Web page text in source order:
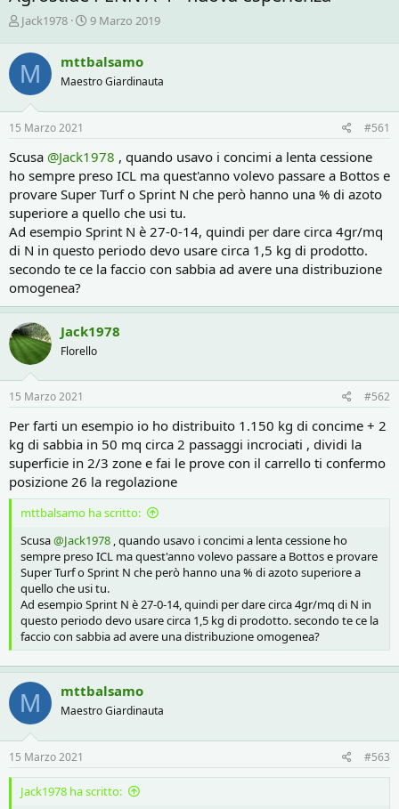
C
e
a
t
o
r
e
i
s
c
u
s
s
o
n
e
Jack1978
D
a
d
i
z
i
o
9 Marzo 2019
M mttbalsamo
Maestro Giardinauta
15 Marzo 2021 #561
Scusa @Jack1978 , quando usavo i concimi a lenta cessione
ho sempre preso ICL ma quest'anno volevo passare a Bottos e
provare Super Turf o Sprint N che però hanno una % di azoto
superiore a quello che usi tu.
Ad esempio Sprint N è 27-0-14, quindi per dare circa 4gr/mq
di N in questo periodo devo usare circa 1,5 kg di prodotto.
secondo te ce la faccio con sabbia ad avere una distribuzione
omogenea?
Jack1978
Florello
15 Marzo 2021 #562
Per farti un esempio io ho distribuito 1.150 kg di concime + 2
kg di sabbia in 50 mq circa 2 passaggi incrociati , dividi la
superficie in 2/3 zone e fai le prove con il carrello ti confermo
posizione 26 la regolazione
mttbalsamo ha scritto:
Scusa@Jack1978 , quando usavo i concimi a lenta cessione ho
sempre preso ICL ma quest'anno volevo passare a Bottos e provare
Super Turf o Sprint N che però hanno una % di azoto superiore a
quello che usi tu.
Ad esempio Sprint N è 27-0-14, quindi per dare circa 4gr/mq di N in
questo periodo devo usare circa 1,5 kg di prodotto. secondo te ce la
faccio con sabbia ad avere una distribuzione omogenea?
M mttbalsamo
Maestro Giardinauta
15 Marzo 2021 #563
Jack1978 ha scritto: